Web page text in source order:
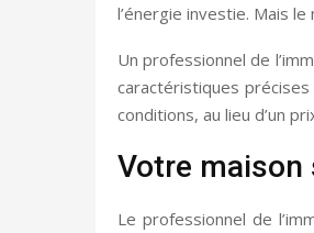
l’énergie investie. Mais
Un professionnel de
caractéristiques
conditions, au lieu d’un
Votre maison
Le professionnel de